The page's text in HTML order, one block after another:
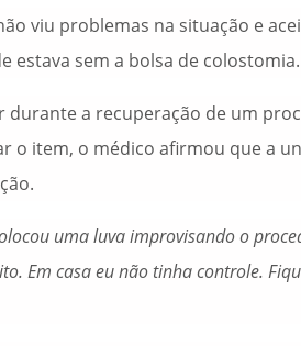
viu problemas na situação e
estava sem a bolsa de colostomia.
durante a recuperação de um
o item, o médico afirmou que a
uma luva improvisando o
Em casa eu não tinha controle.